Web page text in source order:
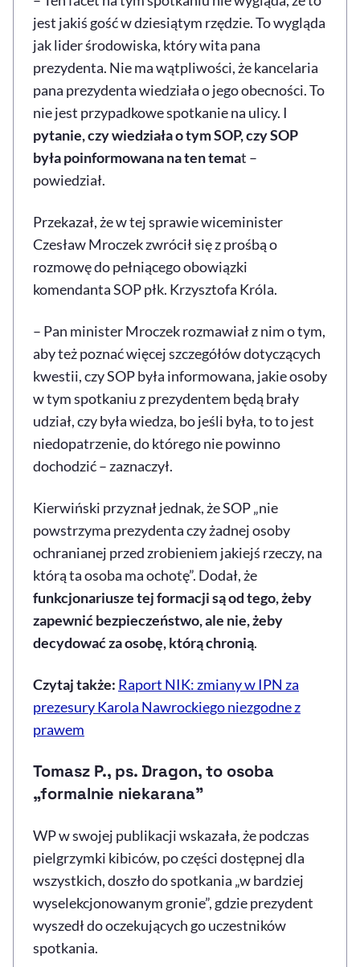
jest jakiś gość w dziesiątym rzędzie. To wygląda
jak lider środowiska, który wita pana
prezydenta. Nie ma wątpliwości, że kancelaria
pana prezydenta wiedziała o jego obecności. To
nie jest przypadkowe spotkanie na ulicy. I
pytanie, czy wiedziała o tym SOP, czy SOP
była poinformowana na ten temat –
powiedział.
Przekazał, że w tej sprawie wiceminister
Czesław Mroczek zwrócił się z prośbą o
rozmowę do pełniącego obowiązki
komendanta SOP płk. Krzysztofa Króla.
– Pan minister Mroczek rozmawiał z nim o tym,
aby też poznać więcej szczegółów dotyczących
kwestii, czy SOP była informowana, jakie osoby
w tym spotkaniu z prezydentem będą brały
udział, czy była wiedza, bo jeśli była, to to jest
niedopatrzenie, do którego nie powinno
dochodzić – zaznaczył.
Kierwiński przyznał jednak, że SOP „nie
powstrzyma prezydenta czy żadnej osoby
ochranianej przed zrobieniem jakiejś rzeczy, na
którą ta osoba ma ochotę”. Dodał, że
funkcjonariusze tej formacji są od tego, żeby
zapewnić bezpieczeństwo, ale nie, żeby
decydować za osobę, którą chronią.
Czytaj także: Raport NIK: zmiany w IPN za
prezesury Karola Nawrockiego niezgodne z
prawem
Tomasz P., ps. Dragon, to osoba
„formalnie niekarana"
WP w swojej publikacji wskazała, że podczas
pielgrzymki kibiców, po części dostępnej dla
wszystkich, doszło do spotkania „w bardziej
wyselekcjonowanym gronie”, gdzie prezydent
wyszedł do oczekujących go uczestników
spotkania.